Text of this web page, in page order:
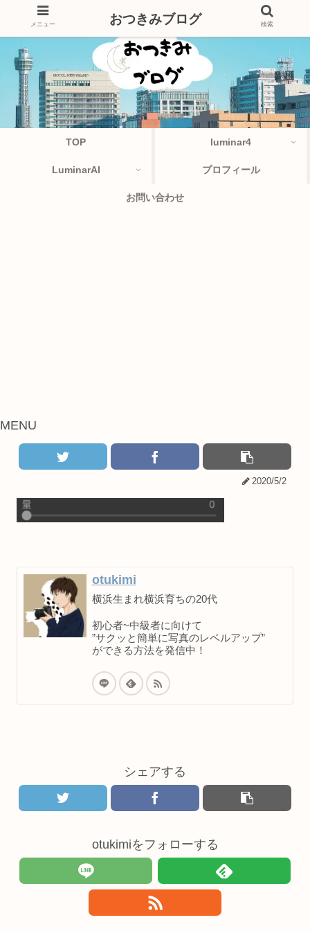
TOP luminar4
LuminarAI プロフィール
お問い合わせ
MENU
2020/5/2
otukimi
横浜生まれ横浜育ちの20代
初心者~中級者に向けて
”サクッと簡単に写真のレベルアップ”
ができる方法を発信中！
シェアする
otukimiをフォローする
メニュー おつきみブログ 検索